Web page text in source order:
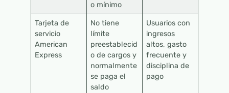
o mínimo
Tarjeta de
servicio
American
Express
No tiene
límite
preestablecid
o de cargos y
normalmente
se paga el
saldo
Usuarios con
ingresos
altos, gasto
frecuente y
disciplina de
pago